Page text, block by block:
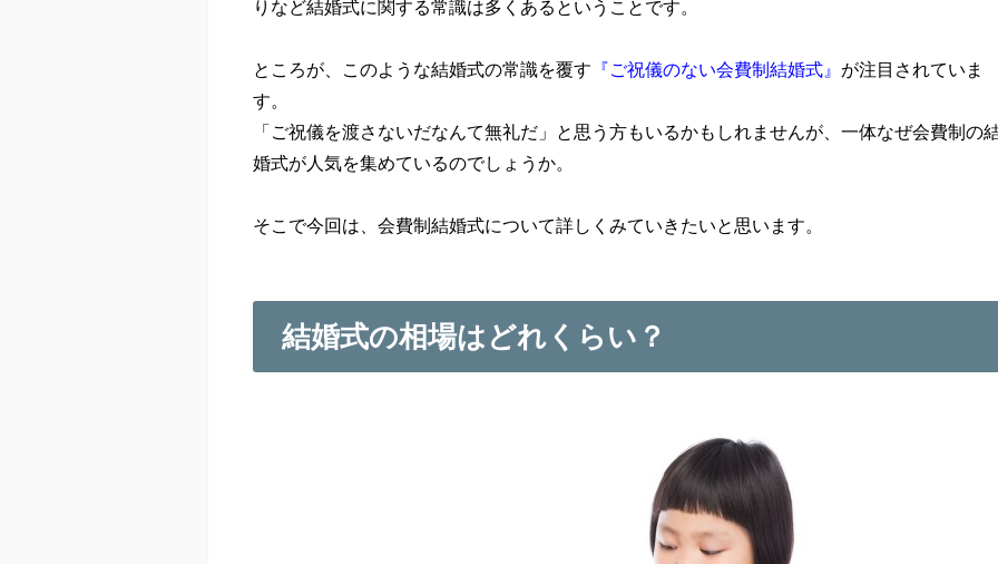
りなど結婚式に関する常識は多くあるということです。
ところが、このような結婚式の常識を覆す 『ご祝儀のない会費制結婚式』 が注目されていま
す。
「ご祝儀を渡さないだなんて無礼だ」と思う方もいるかもしれませんが、一体なぜ会費制の
婚式が人気を集めているのでしょうか。
そこで今回は、会費制結婚式について詳しくみていきたいと思います。
結婚式の相場はどれくらい？